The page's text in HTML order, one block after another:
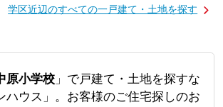
学区近辺のすべての一戸建て・土地を探す
原小学校」で戸建て・土地を探すな
ハウス」。お客様のご住宅探しのお